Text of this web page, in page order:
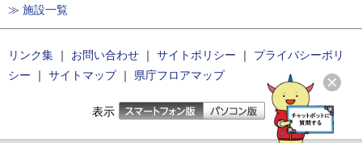
≫ 施設一覧
リンク集 ｜ お問い合わせ ｜ サイトポリシー ｜
プライバシーポリ
シー ｜ サイトマップ｜ 県庁フロアマップ
表示